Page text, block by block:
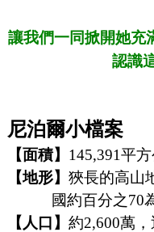
讓我們一同掀開她充
認識
尼泊爾小檔案
【面積】 145,391平
【地形】 狹長的高山
國約百分之70
【人口】 約2,600萬，